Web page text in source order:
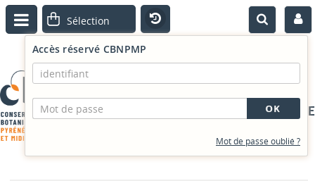
PORTAIL DOCUMENTAIRE
Accès réservé CBNPMP
Mot de passe oublié ?